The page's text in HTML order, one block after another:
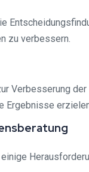
zu verbessern.
Verbesserung
Ergebnisse